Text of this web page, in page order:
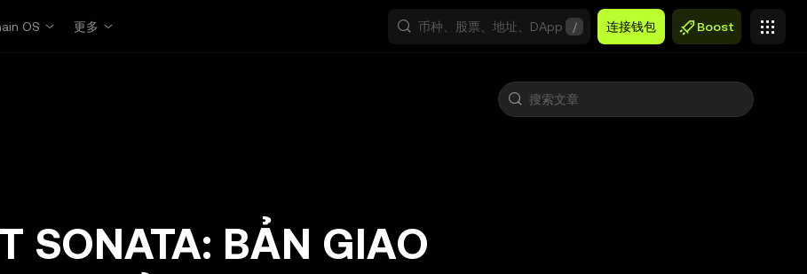
OS 更多 / 连接钱包 Boost
SONATA: BẢN GIAO